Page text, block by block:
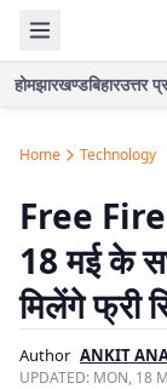
होमझारखण्डबिहारउत्तर
Home Technology
Free
18 मई के
मिलेंगे फ्री
Author ANKIT
UPDATED: MON, 18